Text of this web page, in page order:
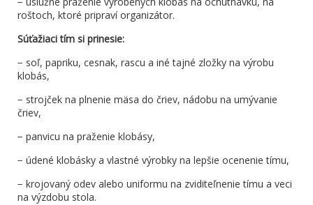
roštoch, ktoré pripraví organizátor.
Súťažiaci tím si prinesie:
− soľ, papriku, cesnak, rascu a iné tajné zložky na výrobu
klobás,
− strojček na plnenie mäsa do čriev, nádobu na umývanie
čriev,
− panvicu na praženie klobásy,
− údené klobásky a vlastné výrobky na lepšie ocenenie tímu,
− krojovaný odev alebo uniformu na zviditeľnenie tímu a veci
na výzdobu stola.